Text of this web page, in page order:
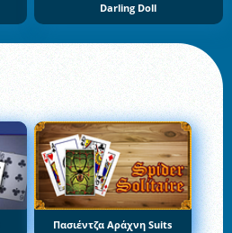
Darling Doll
Πασιέντζα Αράχνη Suits